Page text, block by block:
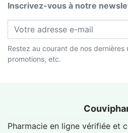
Inscrivez-vous à notre
Restez au courant de nos dernières
promotions, etc.
Pharmacie en ligne vérifiée et